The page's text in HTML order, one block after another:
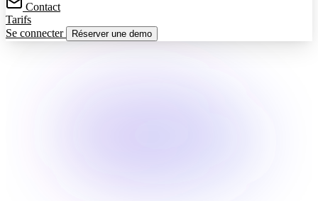
Contact
Tarifs
Se connecter
Réserver une demo